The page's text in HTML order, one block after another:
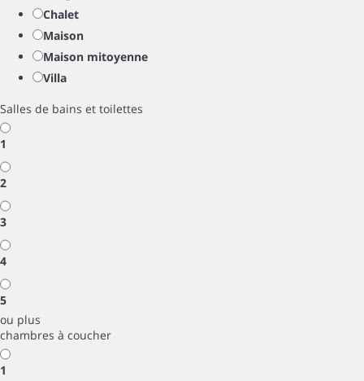
Chalet
Maison
Maison mitoyenne
Villa
Salles de bains et toilettes
1
2
3
4
5
ou plus
chambres à coucher
1